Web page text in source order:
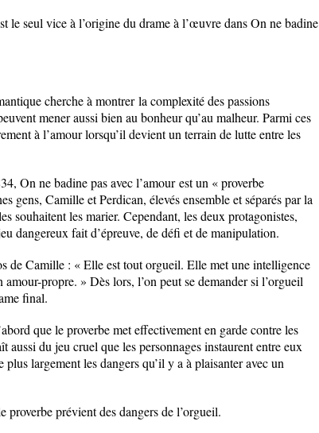
le seul vice à l’origine du drame à l’œuvre dansOn ne badine
cherche à montrer la complexité des passions
mener aussi bien au bonheur qu’au malheur. Parmi ces
à l’amour lorsqu’il devient un terrain de lutte entre les
On ne badine pas avec l’amourest un « proverbe
gens, Camille et Perdican, élevés ensemble et séparés par la
souhaitent les marier. Cependant, les deux protagonistes,
dangereux fait d’épreuve, de défi et de manipulation.
de Camille : « Elle est tout orgueil. Elle met une intelligence
amour-propre. » Dès lors, l’on peut se demander si l’orgueil
final.
quele proverbe met effectivement en garde contre les
aussi du jeu cruel que les personnages instaurent entre eux
largement les dangers qu’il y a à plaisanter avec un
prévient des dangers de l’orgueil.